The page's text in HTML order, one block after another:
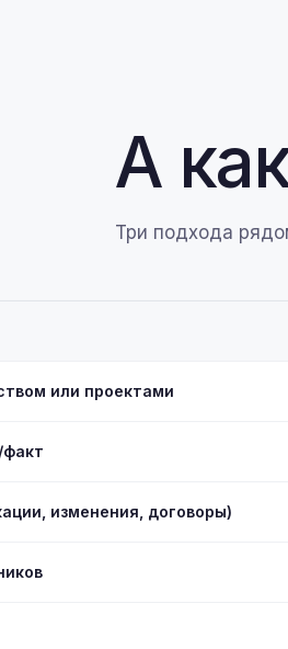
А
Три подхода
или проектами
изменения, договоры)